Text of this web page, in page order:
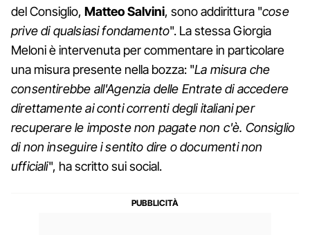
del Consiglio, Matteo Salvini, sono addirittura "cose
prive di qualsiasi fondamento". La stessa Giorgia
Meloni è intervenuta per commentare in particolare
una misura presente nella bozza: "La misura che
consentirebbe all'Agenzia delle Entrate di accedere
direttamente ai conti correnti degli italiani per
recuperare le imposte non pagate non c'è. Consiglio
di non inseguire i sentito dire o documenti non
ufficiali", ha scritto sui social.